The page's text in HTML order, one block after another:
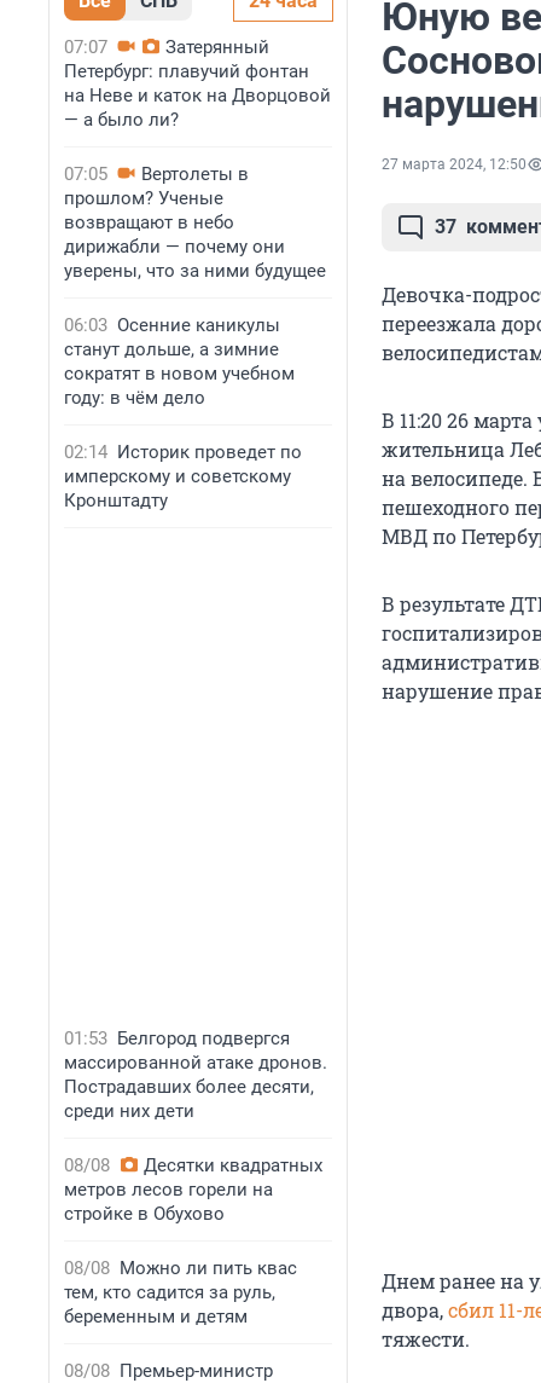
07:07
Затерянный
Петербург: плавучий фонтан
на Неве и каток на Дворцовой
— а было ли?
07:05
Вертолеты в
прошлом? Ученые
возвращают в небо
дирижабли — почему они
уверены, что за ними будущее
06:03 Осенние каникулы
станут дольше, а зимние
сократят в новом учебном
году: в чём дело
02:14 Историк проведет по
имперскому и советскому
Кронштадту
01:53 Белгород подвергся
массированной атаке дронов.
Пострадавших более десяти,
среди них дети
08/08
Десятки квадратных
метров лесов горели на
стройке в Обухово
08/08 Можно ли пить квас
тем, кто садится за руль,
беременным и детям
08/08 Премьер-министр
Юную
27 марта 2024, 12:50
37
Девочка-
переезжала
В 11:20 26
жительница
на велосипеде.
пешеходного
МВД по
В результате
нарушение
Днем ранее на
двора,сбил 11-
тяжести.